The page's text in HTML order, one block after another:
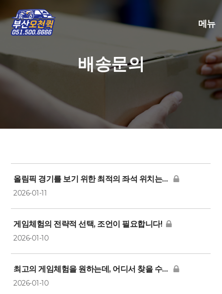
메뉴
배송문의
올림픽 경기를 보기 위한 최적의 좌석 위치는 어디일까요?
2026-01-11
게임체험의 전략적 선택, 조언이 필요합니다!
2026-01-10
최고의 게임체험을 원하는데, 어디서 찾을 수 있을까요?
2026-01-10